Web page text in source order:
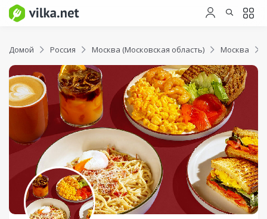
Домой Россия Москва (Московская область) Москва